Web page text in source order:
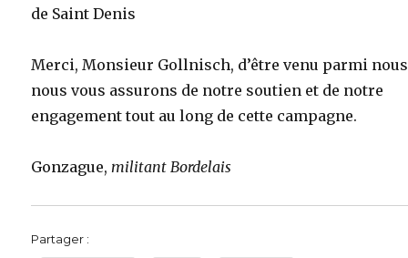
de Saint Denis
Merci, Monsieur Gollnisch, d’être venu parmi
nous vous assurons de notre soutien et de notre
engagement tout au long de cette campagne.
Gonzague,militant Bordelais
Partager :